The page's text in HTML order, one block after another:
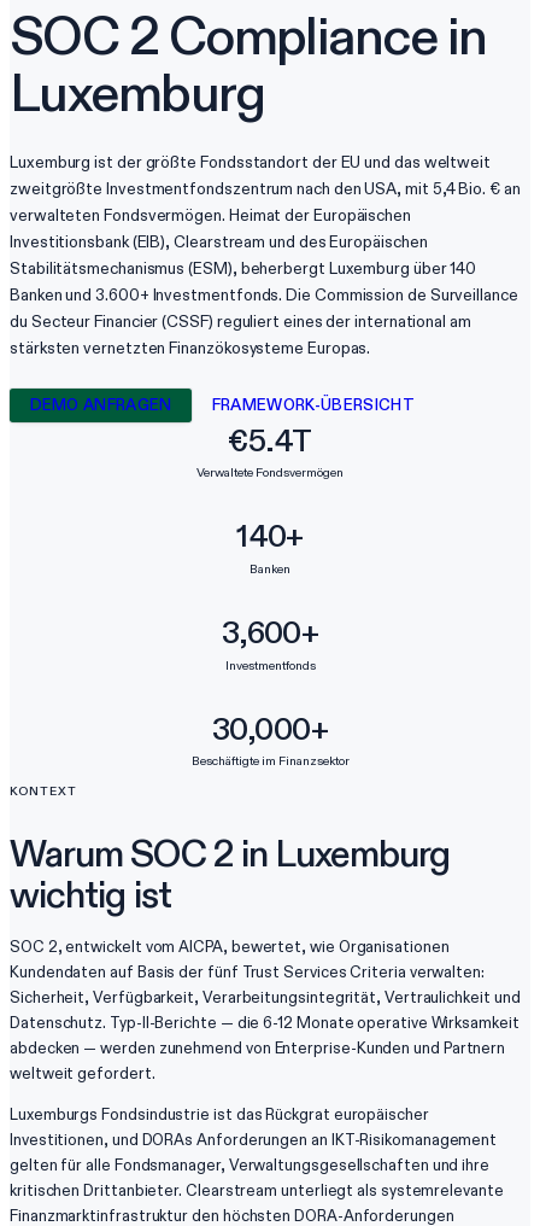
SOC 2 Compliance in
Luxemburg
Luxemburg ist der größte Fondsstandort der EU und das weltweit
zweitgrößte Investmentfondszentrum nach den USA, mit 5,4 Bio. € an
verwalteten Fondsvermögen. Heimat der Europäischen
Investitionsbank (EIB), Clearstream und des Europäischen
Stabilitätsmechanismus (ESM), beherbergt Luxemburg über 140
Banken und 3.600+ Investmentfonds. Die Commission de Surveillance
du Secteur Financier (CSSF) reguliert eines der international am
stärksten vernetzten Finanzökosysteme Europas.
DEMO ANFRAGEN FRAMEWORK-ÜBERSICHT
€5.4T
Verwaltete Fondsvermögen
140+
Banken
3,600+
Investmentfonds
30,000+
Beschäftigte im Finanzsektor
KONTEXT
Warum SOC 2 in Luxemburg
wichtig ist
SOC 2, entwickelt vom AICPA, bewertet, wie Organisationen
Kundendaten auf Basis der fünf Trust Services Criteria verwalten:
Sicherheit, Verfügbarkeit, Verarbeitungsintegrität, Vertraulichkeit und
Datenschutz. Typ-II-Berichte — die 6-12 Monate operative Wirksamkeit
abdecken — werden zunehmend von Enterprise-Kunden und Partnern
weltweit gefordert.
Luxemburgs Fondsindustrie ist das Rückgrat europäischer
Investitionen, und DORAs Anforderungen an IKT-Risikomanagement
gelten für alle Fondsmanager, Verwaltungsgesellschaften und ihre
kritischen Drittanbieter. Clearstream unterliegt als systemrelevante
Finanzmarktinfrastruktur den höchsten DORA-Anforderungen